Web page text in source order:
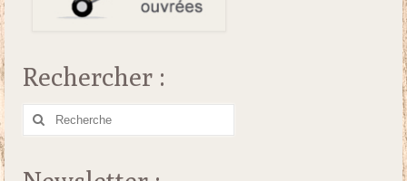
Rechercher :
Rechercher